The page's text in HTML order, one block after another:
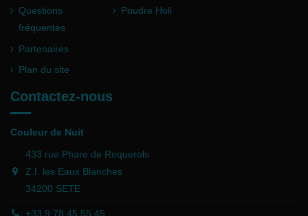
Questions
fréquentes
Partenaires
Plan du site
Poudre Holi
Contactez-nous
Couleur de Nuit
433 rue Phare de Roquerols
Z.I. les Eaux Blanches
34200 SETE
+33 9 78 45 55 45